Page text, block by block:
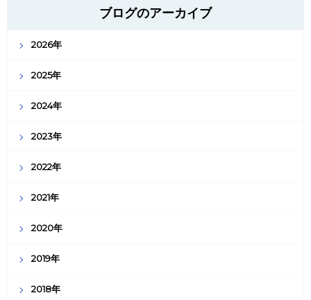
ブログのアーカイブ
2026年
2025年
2024年
2023年
2022年
2021年
2020年
2019年
2018年